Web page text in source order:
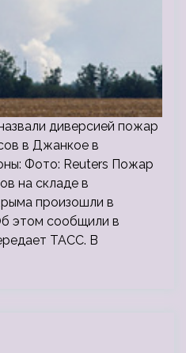
диверсией пожар
в Джанкое в
Фото: Reuters Пожар
на складе в
произошли в
этом сообщили в
ТАСС. В